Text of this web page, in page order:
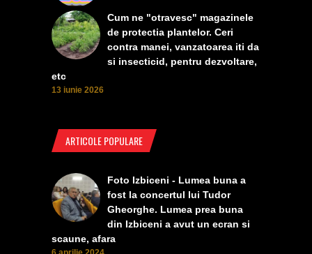
Cum ne "otravesc" magazinele
de protectia plantelor. Ceri
contra manei, vanzatoarea iti da
si insecticid, pentru dezvoltare,
etc
13 iunie 2026
ARTICOLE POPULARE
Foto Izbiceni - Lumea buna a
fost la concertul lui Tudor
Gheorghe. Lumea prea buna
din Izbiceni a avut un ecran si
scaune, afara